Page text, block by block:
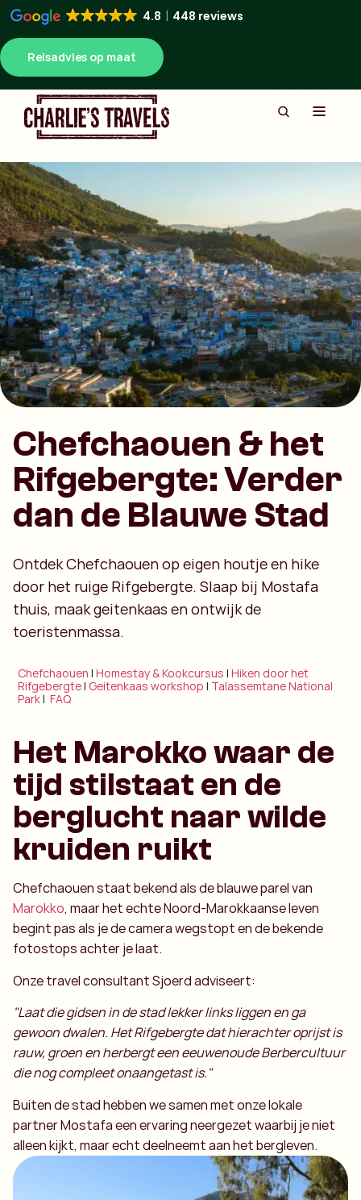
4.8 448 reviews
Reisadvies op maat
Chefchaouen & het
Rifgebergte: Verder
dan de Blauwe Stad
Ontdek Chefchaouen op eigen houtje en hike
door het ruige Rifgebergte. Slaap bij Mostafa
thuis, maak geitenkaas en ontwijk de
toeristenmassa.
Chefchaouen |Homestay & Kookcursus |Hiken door het
Rifgebergte| Geitenkaas workshop | Talassemtane National
Park|FAQ
Het Marokko waar de
tijd stilstaat en de
berglucht naar wilde
kruiden ruikt
Chefchaouen staat bekend als de blauwe parel van
Marokko, maar het echte Noord-Marokkaanse leven
begint pas als je de camera wegstopt en de bekende
fotostops achter je laat.
Onze travel consultant Sjoerd adviseert:
"Laat die gidsen in de stad lekker links liggen en ga
gewoon dwalen. Het Rifgebergte dat hierachter oprijst is
rauw, groen en herbergt een eeuwenoude Berbercultuur
die nog compleet onaangetast is."
Buiten de stad hebben we samen met onze lokale
partner Mostafa een ervaring neergezet waarbij je niet
alleen kijkt, maar echt deelneemt aan het bergleven.